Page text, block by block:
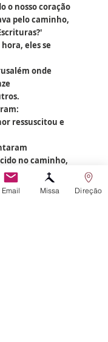
o nosso coração
pelo caminho,
eles se
onde
ressuscitou e
no caminho,
Jesus ao partir
Email Missa Direção